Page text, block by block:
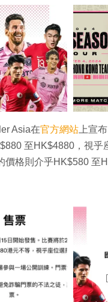
Asia在官方網站 上宣
至HK$4880，視乎
價格則介乎HK$580 至